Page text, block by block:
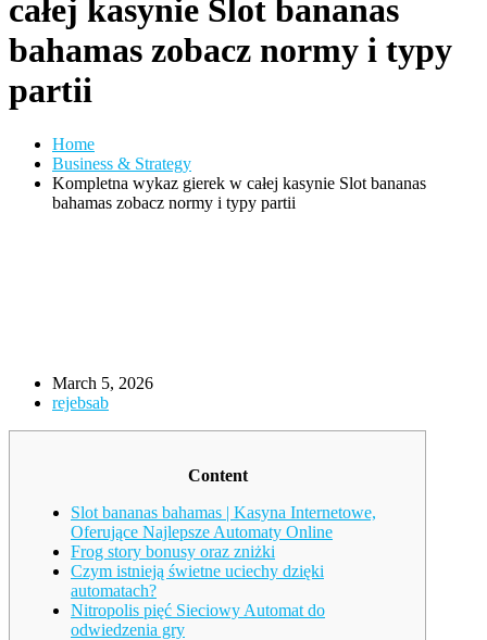
całej kasynie Slot bananas
bahamas zobacz normy i typy
partii
Home
Business & Strategy
Kompletna wykaz gierek w całej kasynie Slot bananas
bahamas zobacz normy i typy partii
March 5, 2026
rejebsab
Content
Slot bananas bahamas | Kasyna Internetowe,
Oferujące Najlepsze Automaty Online
Frog story bonusy oraz zniżki
Czym istnieją świetne uciechy dzięki
automatach?
Nitropolis pięć Sieciowy Automat do
odwiedzenia gry